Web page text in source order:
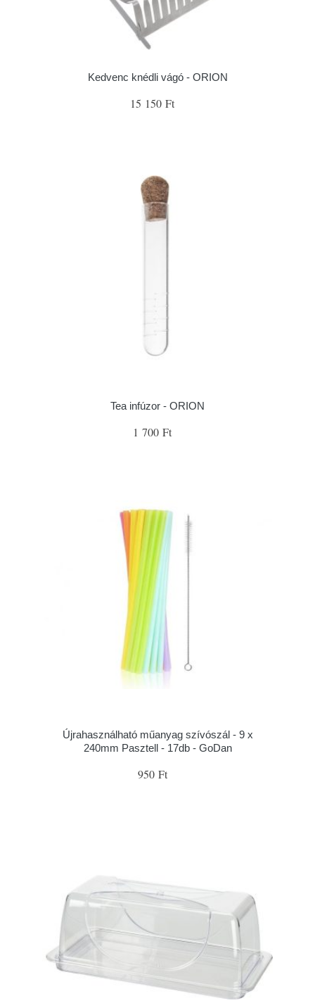
Kedvenc knédli vágó - ORION
15 150 Ft
Tea infúzor - ORION
1 700 Ft
Újrahasználható műanyag szívószál - 9 x
240mm Pasztell - 17db - GoDan
950 Ft